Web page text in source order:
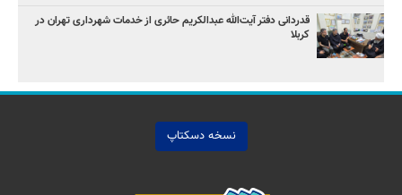
قدردانی دفتر آیت‌الله عبدالکریم حائری از خدمات شهرداری تهران در
کربلا
نسخه دسکتاپ